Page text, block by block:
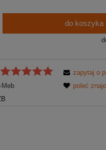
do koszyka
Meb
zapytaj o
poleć